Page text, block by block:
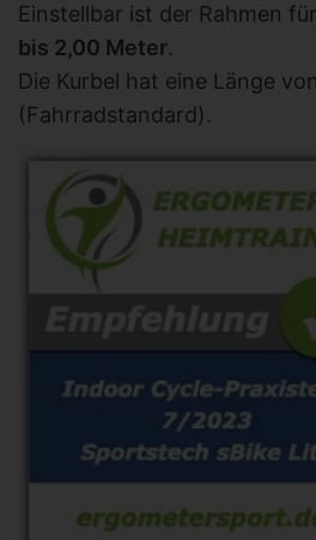
Einstellbar ist der Rahmen
bis 2,00 Meter.
Die Kurbel hat eine Länge
(Fahrradstandard).